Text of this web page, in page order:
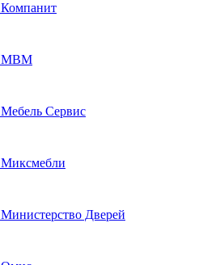
Компанит
МВМ
Мебель Сервис
Миксмебли
Министерство Дверей